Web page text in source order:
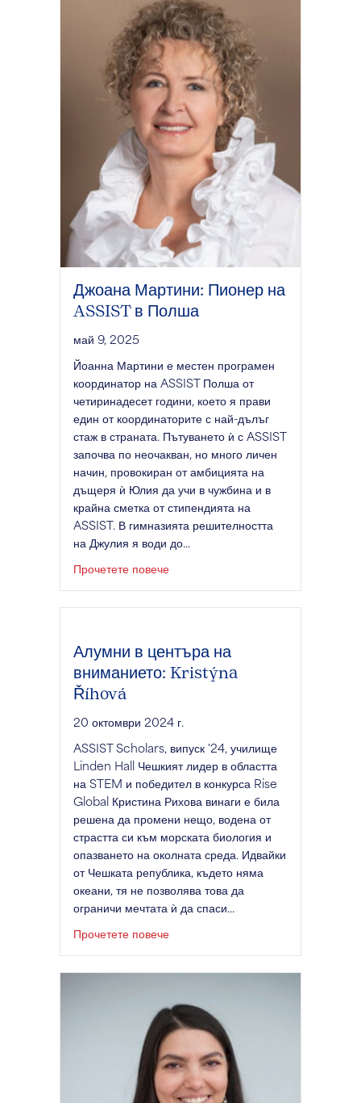
Джоана Мартини: Пионер на
ASSIST в Полша
май 9, 2025
Йоанна Мартини е местен програмен
координатор на ASSIST Полша от
четиринадесет години, което я прави
един от координаторите с най-дълъг
стаж в страната. Пътуването ѝ с ASSIST
започва по неочакван, но много личен
начин, провокиран от амбицията на
дъщеря ѝ Юлия да учи в чужбина и в
крайна сметка от стипендията на
ASSIST. В гимназията решителността
на Джулия я води до...
Прочетете повечеза Joanna Martyni: Пионер на
Алумни в центъра на
вниманието: Kristýna
Říhová
20 октомври 2024 г.
ASSIST Scholars, випуск '24, училище
Linden Hall Чешкият лидер в областта
на STEM и победител в конкурса Rise
Global Кристина Рихова винаги е била
решена да промени нещо, водена от
страстта си към морската биология и
опазването на околната среда. Идвайки
от Чешката република, където няма
океани, тя не позволява това да
ограничи мечтата ѝ да спаси...
Прочетете повечеза Alumni Spotlight: Kristýna